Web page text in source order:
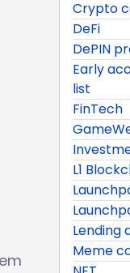
Crypto
DeFi
DePIN
Early
list
FinTech
L1
Lending
Meme